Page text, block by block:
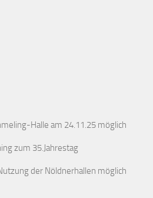
Halle am 24.11.25 möglich
zum 35.Jahrestag
der Nöldnerhallen möglich